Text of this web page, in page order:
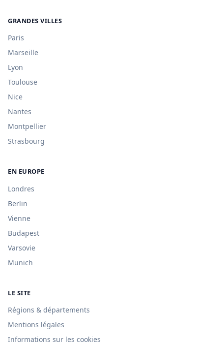
GRANDES VILLES
Paris
Marseille
Lyon
Toulouse
Nice
Nantes
Montpellier
Strasbourg
EN EUROPE
Londres
Berlin
Vienne
Budapest
Varsovie
Munich
LE SITE
Régions & départements
Mentions légales
Informations sur les cookies